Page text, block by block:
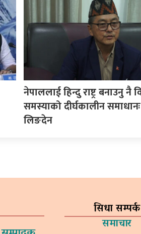
नेपाललाई हिन्दु राष्ट्र बनाउनु नै
समस्याको दीर्घकालीन
लिङदेन
सिधा सम्पर्क
समाचार